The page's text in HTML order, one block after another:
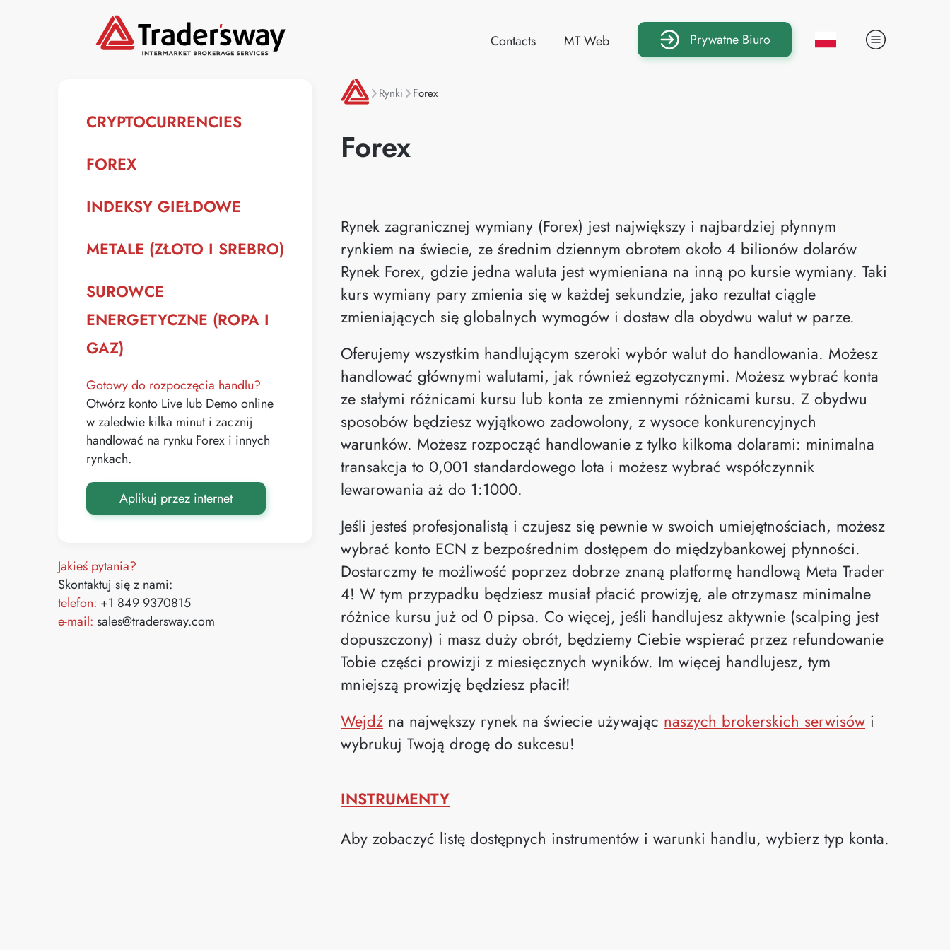
Contacts MT Web Prywatne Biuro
CRYPTOCURRENCIES
FOREX
INDEKSY GIEŁDOWE
METALE (ZŁOTO I SREBRO)
SUROWCE
ENERGETYCZNE (ROPA I
GAZ)
Gotowy do rozpoczęcia handlu?
Otwórz konto Live lub Demo online
w zaledwie kilka minut i zacznij
handlować na rynku Forex i innych
rynkach.
Aplikuj przez internet
Jakieś pytania?
Skontaktuj się z nami:
telefon: +1 849 9370815
e-mail: sales@tradersway.com
Rynki Forex
Forex
Rynek zagranicznej wymiany (Forex) jest największy i najbardziej płynnym
rynkiem na świecie, ze średnim dziennym obrotem około 4 bilionów dolarów
Rynek Forex, gdzie jedna waluta jest wymieniana na inną po kursie wymiany. Taki
kurs wymiany pary zmienia się w każdej sekundzie, jako rezultat ciągle
zmieniających się globalnych wymogów i dostaw dla obydwu walut w parze.
Oferujemy wszystkim handlującym szeroki wybór walut do handlowania. Możesz
handlować głównymi walutami, jak również egzotycznymi. Możesz wybrać konta
ze stałymi różnicami kursu lub konta ze zmiennymi różnicami kursu. Z obydwu
sposobów będziesz wyjątkowo zadowolony, z wysoce konkurencyjnych
warunków. Możesz rozpocząć handlowanie z tylko kilkoma dolarami: minimalna
transakcja to 0,001 standardowego lota i możesz wybrać współczynnik
lewarowania aż do 1:1000.
Jeśli jesteś profesjonalistą i czujesz się pewnie w swoich umiejętnościach, możesz
wybrać konto ECN z bezpośrednim dostępem do międzybankowej płynności.
Dostarczmy te możliwość poprzez dobrze znaną platformę handlową Meta Trader
4! W tym przypadku będziesz musiał płacić prowizję, ale otrzymasz minimalne
różnice kursu już od 0 pipsa. Co więcej, jeśli handlujesz aktywnie (scalping jest
dopuszczony) i masz duży obrót, będziemy Ciebie wspierać przez refundowanie
Tobie części prowizji z miesięcznych wyników. Im więcej handlujesz, tym
mniejszą prowizję będziesz płacił!
Wejdź na najwększy rynek na świecie używając naszych brokerskich serwisów i
wybrukuj Twoją drogę do sukcesu!
INSTRUMENTY
Aby zobaczyć listę dostępnych instrumentów i warunki handlu, wybierz typ konta.